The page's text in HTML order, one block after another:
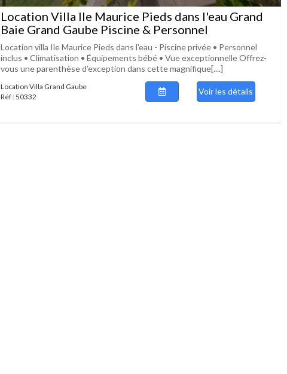
Location Villa Ile Maurice Pieds dans l'eau Grand
Baie Grand Gaube Piscine & Personnel
Location villa Ile Maurice Pieds dans l'eau - Piscine privée • Personnel
inclus • Climatisation • Équipements bébé • Vue exceptionnelle Offrez-
vous une parenthèse d’exception dans cette magnifique[....]
Location Villa Grand Gaube
Réf : 50332
Voir les détails